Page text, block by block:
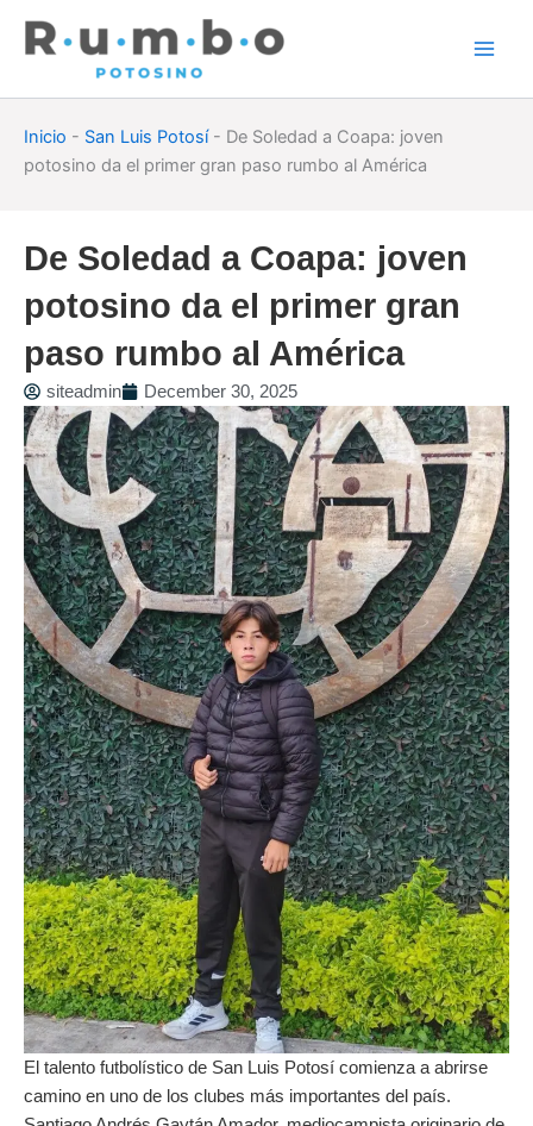
Inicio - San Luis Potosí- De Soledad a Coapa: joven
potosino da el primer gran paso rumbo al América
De Soledad a Coapa: joven
potosino da el primer gran
paso rumbo al América
siteadmin December 30, 2025
El talento futbolístico de San Luis Potosí comienza a abrirse
camino en uno de los clubes más importantes del país.